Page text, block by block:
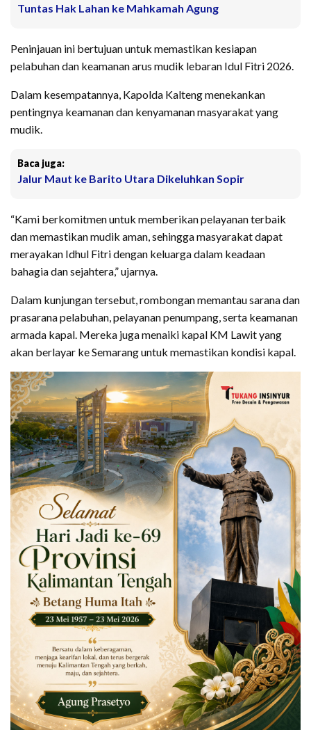
Tuntas Hak Lahan ke Mahkamah Agung
Peninjauan ini bertujuan untuk memastikan kesiapan
pelabuhan dan keamanan arus mudik lebaran Idul Fitri 2026.
Dalam kesempatannya, Kapolda Kalteng menekankan
pentingnya keamanan dan kenyamanan masyarakat yang
mudik.
Baca juga:
Jalur Maut ke Barito Utara Dikeluhkan Sopir
“Kami berkomitmen untuk memberikan pelayanan terbaik
dan memastikan mudik aman, sehingga masyarakat dapat
merayakan Idhul Fitri dengan keluarga dalam keadaan
bahagia dan sejahtera,” ujarnya.
Dalam kunjungan tersebut, rombongan memantau sarana dan
prasarana pelabuhan, pelayanan penumpang, serta keamanan
armada kapal. Mereka juga menaiki kapal KM Lawit yang
akan berlayar ke Semarang untuk memastikan kondisi kapal.